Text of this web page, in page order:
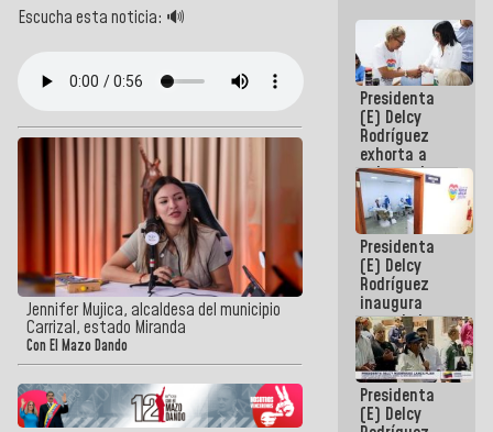
Escucha esta noticia: 🔊
Jennifer Mujica, alcaldesa del municipio
Carrizal, estado Miranda
Con El Mazo Dando
Presidenta
(E) Delcy
Rodríguez
exhorta a
gobernadores
y alcaldes a
edificar
casas para
abuelos
Presidenta
(E) Delcy
Rodríguez
inaugura
casa de los
Abuelos
Primavera
en Caracas
Presidenta
(E) Delcy